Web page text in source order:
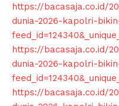
https://bacasaja.co.id/
dunia-2026-kapolri-
https://bacasaja.co.id/
dunia-2026-kapolri-
https://bacasaja.co.id/